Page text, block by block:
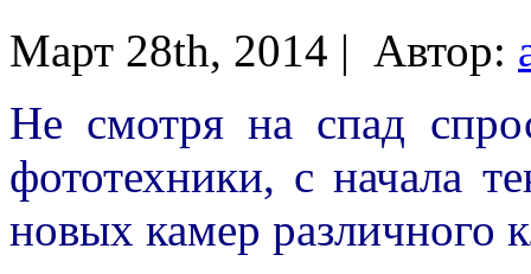
Март 28th, 2014 | Автор:
Не смотря на спад
фототехники, с начала
новых камер различного